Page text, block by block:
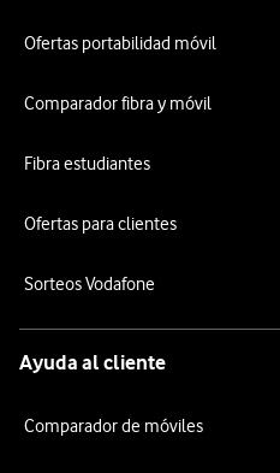
Ofertas portabilidad móvil
Comparador fibra y móvil
Fibra estudiantes
Ofertas para clientes
Sorteos Vodafone
Ayuda al cliente
Comparador de móviles